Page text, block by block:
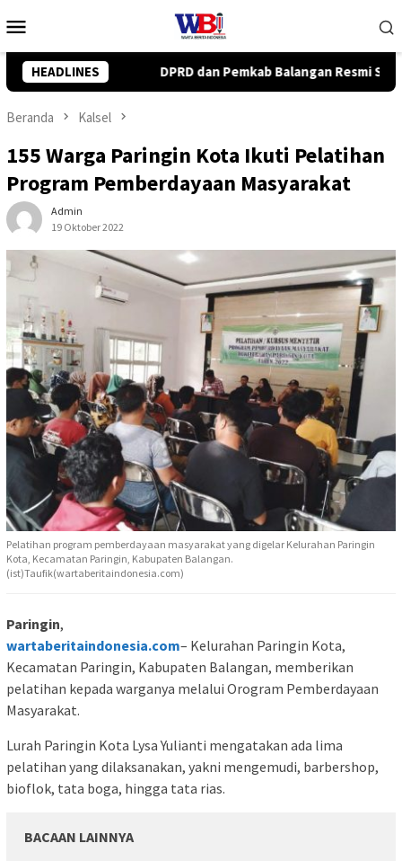
ke
Mobile
HEADLINES
Balangan Resmi Setujui Raperda Perubahan APBD 2026
Beranda Kalsel
155 Warga Paringin Kota Ikuti Pelatihan
Program Pemberdayaan Masyarakat
Admin
19 Oktober 2022
Pelatihan program pemberdayaan masyarakat yang digelar Kelurahan Paringin
Kota, Kecamatan Paringin, Kabupaten Balangan.
(ist)Taufik(wartaberitaindonesia.com)
Paringin,
wartaberitaindonesia.com– Kelurahan Paringin Kota,
Kecamatan Paringin, Kabupaten Balangan, memberikan
pelatihan kepada warganya melalui Orogram Pemberdayaan
Masyarakat.
Lurah Paringin Kota Lysa Yulianti mengatakan ada lima
pelatihan yang dilaksanakan, yakni mengemudi, barbershop,
bioflok, tata boga, hingga tata rias.
BACAAN LAINNYA